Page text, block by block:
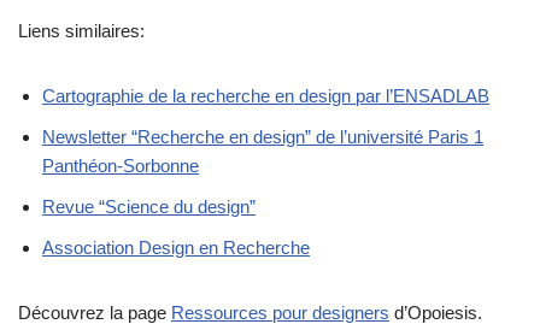
Liens similaires:
Cartographie de la recherche en design par l’ENSADLAB
Newsletter “Recherche en design” de l’université Paris 1
Panthéon-Sorbonne
Revue “Science du design”
Association Design en Recherche
Découvrez la page Ressources pour designers d’Opoiesis.